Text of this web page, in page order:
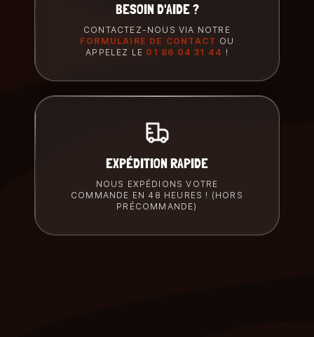
BESOIN D'AIDE ?
CONTACTEZ-NOUS VIA NOTRE
FORMULAIRE DE CONTACT OU
APPELEZ LE 01 86 04 31 44 !
EXPÉDITION RAPIDE
NOUS EXPÉDIONS VOTRE
COMMANDE EN 48 HEURES ! (HORS
PRÉCOMMANDE)